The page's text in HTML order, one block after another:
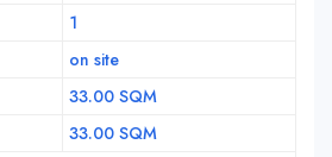
1
on site
33.00 SQM
33.00 SQM